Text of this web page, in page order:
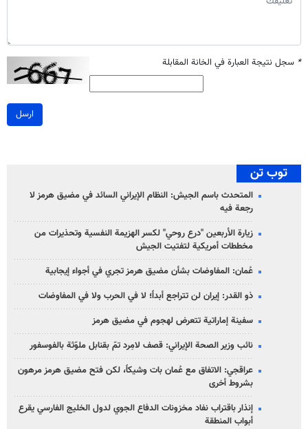
* سجل نتيجة العبارة في الخانة المقابلة
ارسل
توب تن
المتحدث باسم الجيش: النظام الإيراني السائد في مضيق هرمز لا
رجعة فيه
زيارة الأربعين "درع روحي" لكسر الهزيمة النفسية وتحذيرات من
مخططات أمريكية لتفتيت الجيش
عُمان: المفاوضات بشأن مضيق هرمز تجري في أجواء إيجابية
ذو القدر: إيران لن تتراجع أبداً؛ لا في الحرب ولا في المفاوضات
سفينة إماراتية تتعرض لهجوم في مضيق هرمز
نائب وزير الصحة الإيراني: قصف لامِرد تمّ بقنابل ملوّثة بالفوسفور
عراقجي: الاتفاق مع عُمان بات وشيكاً، لكن فتح مضيق هرمز مرهون
بشروط أخرى
إنذار باقتراب نفاد مخزونات الدفاع الجوي لدول الخليج الفارسي يقرع
أبواب المنطقة